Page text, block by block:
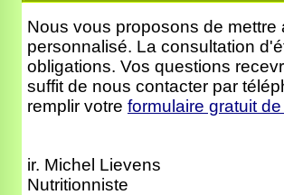
Nous vous proposons de
personnalisé. La consultation
obligations. Vos questions
suffit de nous contacter par
remplir votre formulaire gratuit
ir. Michel Lievens
Nutritionniste